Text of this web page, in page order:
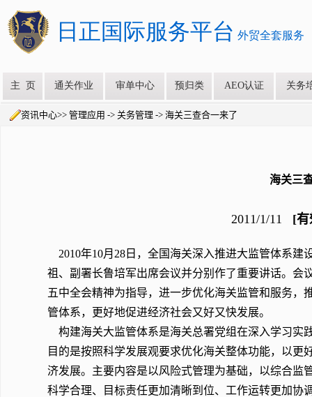
资讯中心>> 管理应用 -> 关务管理 -> 海关三查合一来了
海关三
2011/1/11 [
2010年10月28日，全国海关深入推进大监管体系建
祖、副署长鲁培军出席会议并分别作了重要讲话。会
五中全会精神为指导，进一步优化海关监管和服务，
管体系，更好地促进经济社会又好又快发展。
构建海关大监管体系是海关总署党组在深入学习实
目的是按照科学发展观要求优化海关整体功能，以
济发展。主要内容是以风险式管理为基础，以综合监
科学合理、目标责任更加清晰到位、工作运转更加协